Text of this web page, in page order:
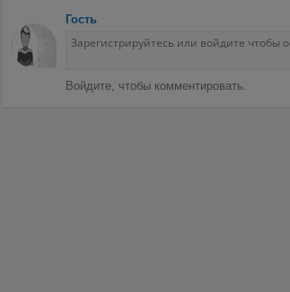
Гость
Войдите, чтобы комментировать.